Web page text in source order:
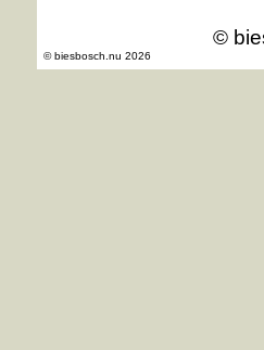
©
© biesbosch.nu 2026